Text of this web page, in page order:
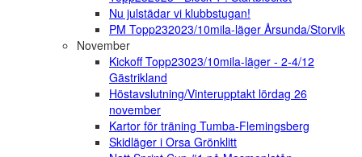
Nu julstädar vi klubbstugan!
PM Topp232023/10mila-läger Årsunda/Storvik
November
Kickoff Topp23023/10mila-läger - 2-4/12
Gästrikland
Höstavslutning/Vinterupptakt lördag 26
november
Kartor för träning Tumba-Flemingsberg
Skidläger i Orsa Grönklitt